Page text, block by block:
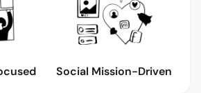
Social Mission-Driven